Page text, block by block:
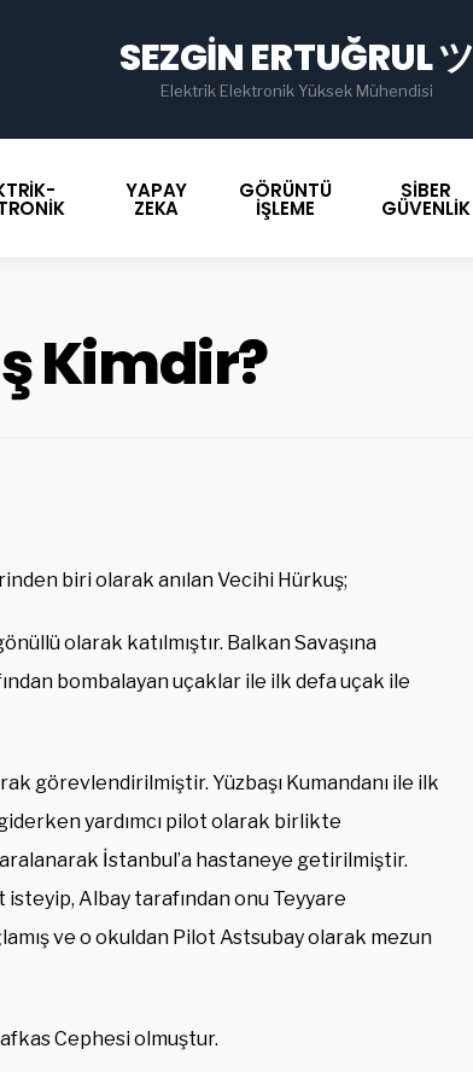
SEZGIN ERTUĞRUL ツ
Elektrik Elektronik Yüksek Mühendisi
YAPAY
ZEKA
GÖRÜNTÜ
İŞLEME
SIBER
GÜVENLIK
Kimdir?
biri olarak anılan Vecihi Hürkuş;
olarak katılmıştır. Balkan Savaşına
bombalayan uçaklar ile ilk defa uçak ile
görevlendirilmiştir. Yüzbaşı Kumandanı ile ilk
yardımcı pilot olarak birlikte
İstanbul’a hastaneye getirilmiştir.
Albay tarafından onu Teyyare
ve o okuldan Pilot Astsubay olarak mezun
Cephesi olmuştur.